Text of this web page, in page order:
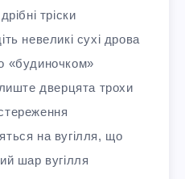
тріски
невеликі сухі дрова
«будиночком»
дверцята трохи
на вугілля, що
шар вугілля